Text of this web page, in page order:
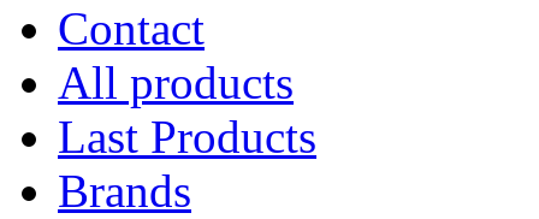
Contact
All products
Last Products
Brands